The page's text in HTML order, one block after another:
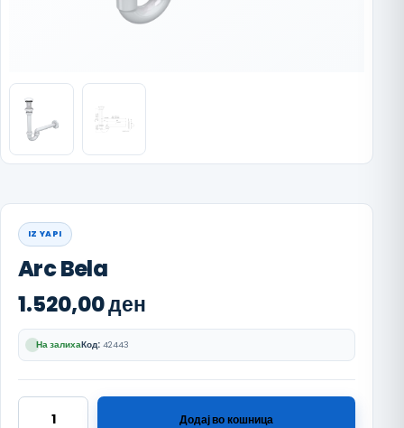
IZ YAPI
Arc Bela
1.520,00ден
На залихаКод: 42443
Arc Bela количина
Додај во кошница